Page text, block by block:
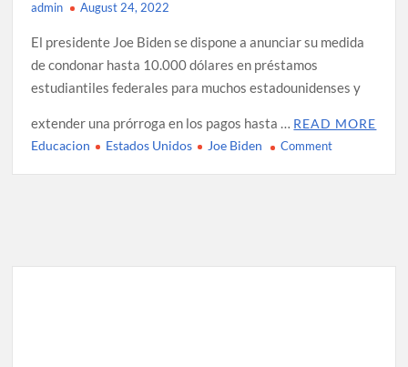
admin August 24, 2022
El presidente Joe Biden se dispone a anunciar su medida
de condonar hasta 10.000 dólares en préstamos
estudiantiles federales para muchos estadounidenses y
extender una prórroga en los pagos hasta … READ MORE
Educacion
Estados Unidos Joe Biden Commenton
préstamos